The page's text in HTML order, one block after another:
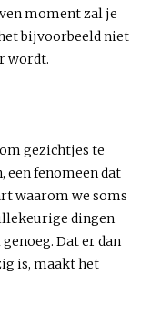
moment zal je
bijvoorbeeld niet
wordt.
gezichtjes te
een fenomeen dat
waarom we soms
dingen
Dat er dan
is, maakt het